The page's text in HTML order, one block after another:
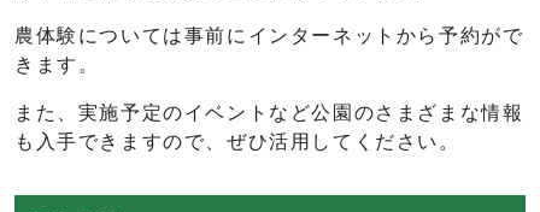
農体験については事前にインターネットから予約がで
きます。
また、実施予定のイベントなど公園のさまざまな情報
も入手できますので、ぜひ活用してください。